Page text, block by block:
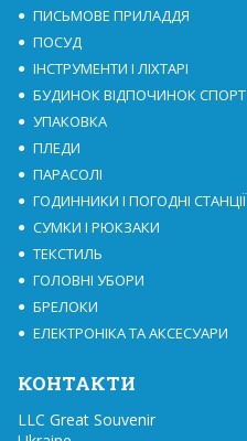
ПИСЬМОВЕ ПРИЛАДДЯ
ПОСУД
ІНСТРУМЕНТИ І ЛІХТАРІ
БУДИНОК ВІДПОЧИНОК СПОРТ
УПАКОВКА
ПЛЕДИ
ПАРАСОЛІ
ГОДИННИКИ І ПОГОДНІ СТАНЦІЇ
СУМКИ І РЮКЗАКИ
ТЕКСТИЛЬ
ГОЛОВНІ УБОРИ
БРЕЛОКИ
ЕЛЕКТРОНІКА ТА АКСЕСУАРИ
КОНТАКТИ
LLC Great Souvenir